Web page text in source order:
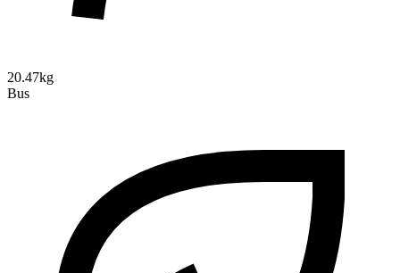
20.47kg
Bus